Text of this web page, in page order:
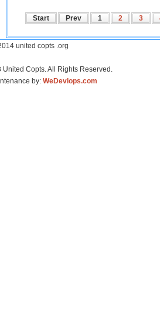
Start Prev 1 2 3
united copts .org
Copts. All Rights Reserved.
by: WeDevlops.com